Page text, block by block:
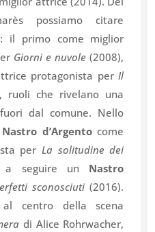
possiamo citare
: il primo come miglior
Giorni e nuvole (2008),
protagonista perIl
ruoli che rivelano una
dal comune. Nello
Nastro d’Argentocome
perLa solitudine dei
seguire un Nastro
sconosciuti (2016).
centro della scena
di Alice Rohrwacher,